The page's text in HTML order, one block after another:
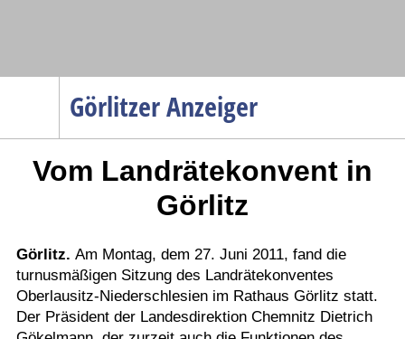
Görlitzer Anzeiger
Menüpunkte
Politik
Wirtschaft
Service
Verkehr
Vom Landrätekonvent in
Görlitz
Görlitz. Am Montag, dem 27. Juni 2011, fand die
turnusmäßigen Sitzung des Landrätekonventes
Oberlausitz-Niederschlesien im Rathaus Görlitz statt.
Der Präsident der Landesdirektion Chemnitz Dietrich